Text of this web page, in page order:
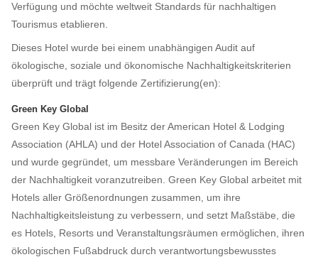
Verfügung und möchte weltweit Standards für nachhaltigen
Tourismus etablieren.
Dieses Hotel wurde bei einem unabhängigen Audit auf
ökologische, soziale und ökonomische Nachhaltigkeitskriterien
überprüft und trägt folgende Zertifizierung(en):
Green Key Global
Green Key Global ist im Besitz der American Hotel & Lodging
Association (AHLA) und der Hotel Association of Canada (HAC)
und wurde gegründet, um messbare Veränderungen im Bereich
der Nachhaltigkeit voranzutreiben. Green Key Global arbeitet mit
Hotels aller Größenordnungen zusammen, um ihre
Nachhaltigkeitsleistung zu verbessern, und setzt Maßstäbe, die
es Hotels, Resorts und Veranstaltungsräumen ermöglichen, ihren
ökologischen Fußabdruck durch verantwortungsbewusstes